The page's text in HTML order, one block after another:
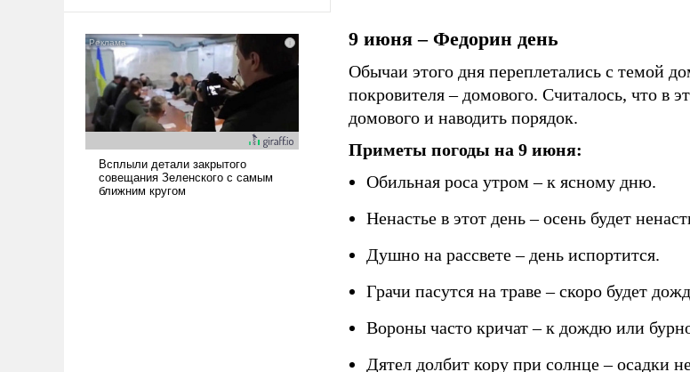
уязвимости США, например, перед
Китаем.
9 июня – Федорин день
Обычаи этого дня переплетались с темой
покровителя – домового. Считалось, что в
домового и наводить порядок.
Приметы погоды на 9 июня:
Обильная роса утром – к ясному дню.
Ненастье в этот день – осень будет
Душно на рассвете – день испортится.
Грачи пасутся на траве – скоро будет
Вороны часто кричат – к дождю или
Дятел долбит кору при солнце – осадки